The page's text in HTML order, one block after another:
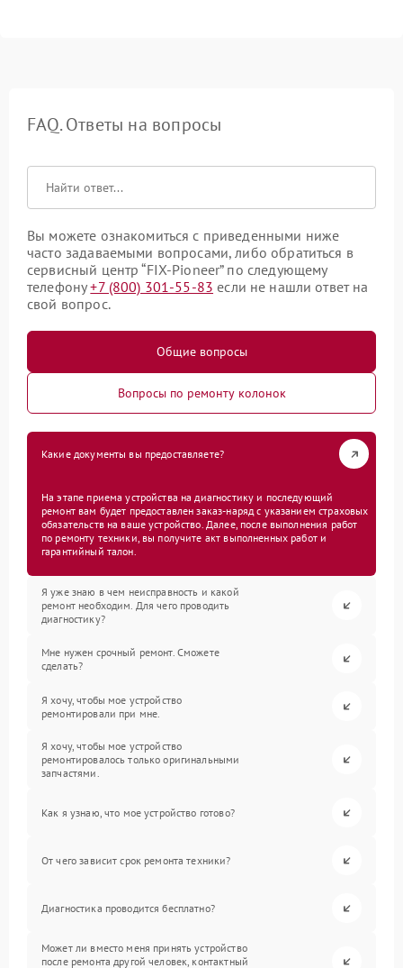
FAQ. Ответы на вопросы
Вы можете ознакомиться с приведенными ниже
часто задаваемыми вопросами, либо обратиться в
сервисный центр “FIX-Pioneer” по следующему
телефону+7 (800) 301-55-83 если не нашли ответ на
свой вопрос.
Общие вопросы
Вопросы по ремонту колонок
Какие документы вы предоставляете?
На этапе приема устройства на диагностику и последующий
ремонт вам будет предоставлен заказ-наряд с указанием страховых
обязательств на ваше устройство. Далее, после выполнения работ
по ремонту техники, вы получите акт выполненных работ и
гарантийный талон.
Я уже знаю в чем неисправность и какой
ремонт необходим. Для чего проводить
диагностику?
Мне нужен срочный ремонт. Сможете
сделать?
Я хочу, чтобы мое устройство
ремонтировали при мне.
Я хочу, чтобы мое устройство
ремонтировалось только оригинальными
запчастями.
Как я узнаю, что мое устройство готово?
От чего зависит срок ремонта техники?
Диагностика проводится бесплатно?
Может ли вместо меня принять устройство
после ремонта другой человек, контактный